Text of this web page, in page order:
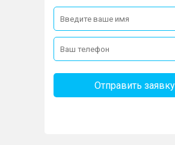
Отправить заявку